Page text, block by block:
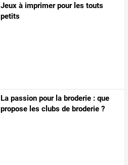
Jeux à imprimer pour les touts
petits
La passion pour la broderie : que
propose les clubs de broderie ?